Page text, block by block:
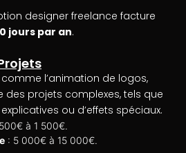
designer freelance facture
jours par an.
l’animation de logos,
projets complexes, tels que
ou d’effets spéciaux.
à 1 500€.
: 5 000€ à 15 000€.